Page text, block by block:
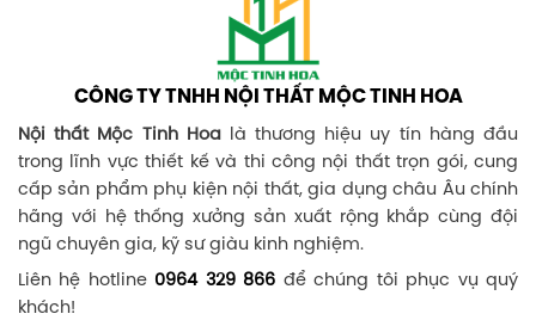
CÔNG TY TNHH NỘI THẤT MỘC TINH HOA
Nội thất Mộc Tinh Hoalà thương hiệu uy tín hàng đầu
trong lĩnh vực thiết kế và thi công nội thất trọn gói, cung
cấp sản phẩm phụ kiện nội thất, gia dụng châu Âu chính
hãng với hệ thống xưởng sản xuất rộng khắp cùng đội
ngũ chuyên gia, kỹ sư giàu kinh nghiệm.
Liên hệ hotline 0964 329 866 để chúng tôi phục vụ quý
khách!